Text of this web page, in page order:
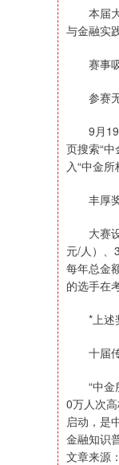
本届大
与金融实
赛事吸
参赛无
9月19
页搜索“
入“中金所
丰厚奖
大赛设
元/人）、
每年总金
的选手在
*上述
十届传
“中金所
0万人次
启动，是
金融知识
文章来源
2.13%